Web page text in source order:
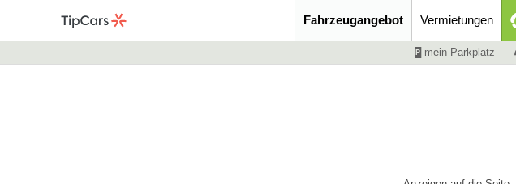
Fahrzeugangebot Vermietungen
mein Parkplatz